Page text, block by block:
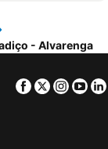
- Alvarenga
Facebook
Twitter